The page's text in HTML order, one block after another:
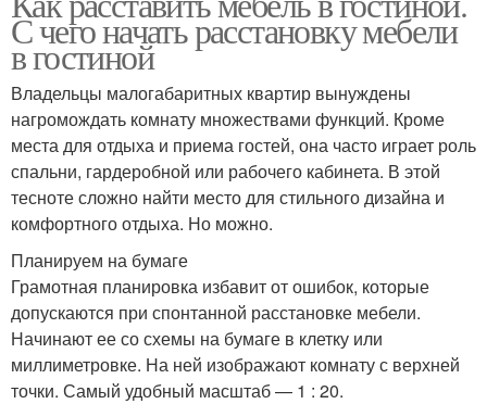
С чего начать расстановку мебели
в гостиной
Владельцы малогабаритных квартир вынуждены
нагромождать комнату множествами функций. Кроме
места для отдыха и приема гостей, она часто играет роль
спальни, гардеробной или рабочего кабинета. В этой
тесноте сложно найти место для стильного дизайна и
комфортного отдыха. Но можно.
Планируем на бумаге
Грамотная планировка избавит от ошибок, которые
допускаются при спонтанной расстановке мебели.
Начинают ее со схемы на бумаге в клетку или
миллиметровке. На ней изображают комнату с верхней
точки. Самый удобный масштаб — 1 : 20.